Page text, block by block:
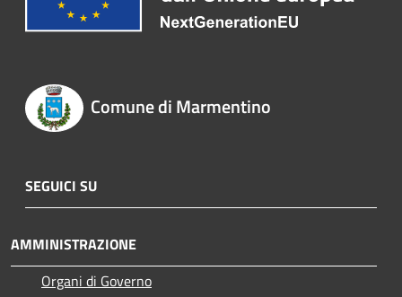
Comune di Marmentino
SEGUICI SU
AMMINISTRAZIONE
Organi di Governo